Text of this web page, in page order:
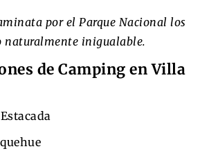
por el Parque Nacional los
naturalmente inigualable.
de Camping en Villa